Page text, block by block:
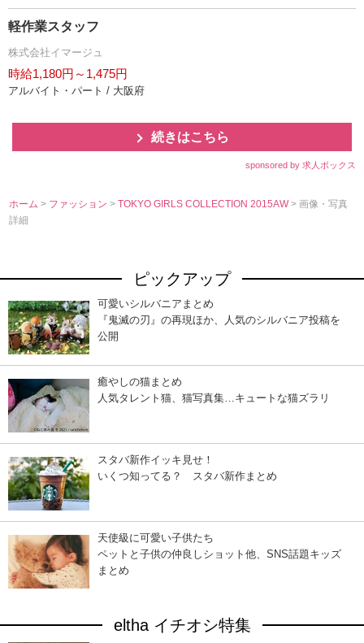
軽作業スタッフ
株式会社イマージュ
時給1,180円～1,475円
アルバイト・パート / 大阪府
続きはこちら
sponsored by 求人ボックス
ホーム > ファッション>TOKYO GIRLS COLLECTION 2015AW> 画像・写真
詳細
ピックアップ
可愛いシルバニアまとめ
『鬼滅の刃』の再現ほか、人気のシルバニア投稿を
公開
癒やしの猫まとめ
人気タレント猫、猫写真集…キュートな猫ズラリ
スタバ新作イッキ見せ！
いくつ知ってる？ スタバ新作まとめ
天使級に可愛い子供たち
ペットと子供の仲良しショット他、SNS話題キッズ
まとめ
eltha イチオシ特集